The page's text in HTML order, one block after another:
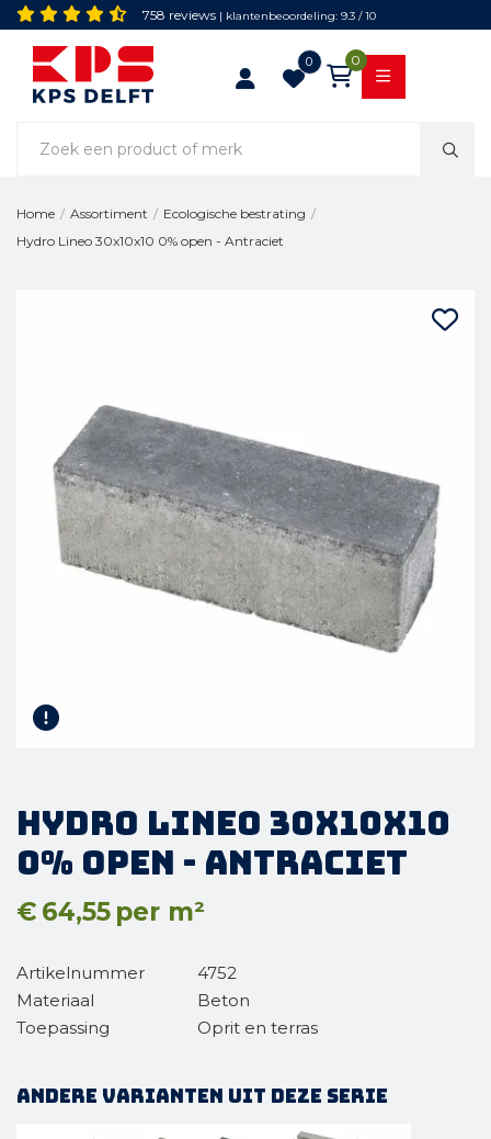
758 reviews | klantenbeoordeling: 9.3 / 10
0 0
Home / Assortiment / Ecologische bestrating /
Hydro Lineo 30x10x10 0% open - Antraciet
Hydro Lineo 30x10x10
0% open - Antraciet
€ 64,55 per m²
Artikelnummer
4752
Materiaal
Beton
Toepassing
Oprit en terras
Andere varianten uit deze serie